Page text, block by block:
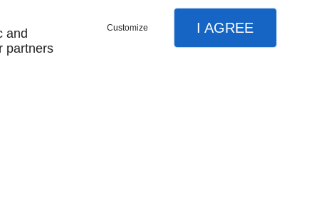
and
partners
Customize I AGREE